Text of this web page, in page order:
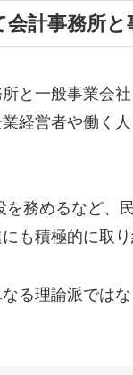
計事務所
と一般事業会
経営者や働く
務めるなど、
も積極的に取
る理論派では